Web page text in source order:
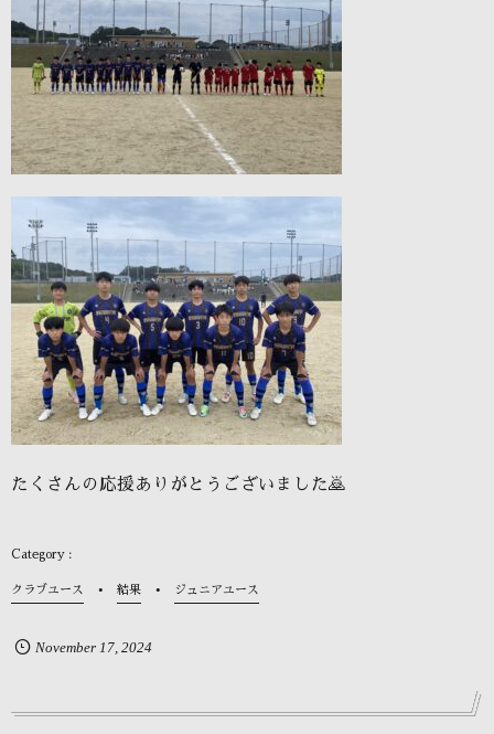
たくさんの応援ありがとうございました🙇
クラブユース 結果 ジュニアユース
November 17, 2024